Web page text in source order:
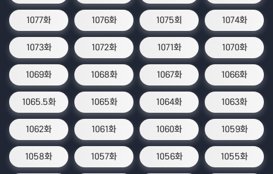
1077화 1076화 1075회 1074화
1073화 1072화 1071화 1070화
1069화 1068화 1067화 1066화
1065.5화 1065화 1064화 1063화
1062화 1061화 1060화 1059화
1058화 1057화 1056화 1055화